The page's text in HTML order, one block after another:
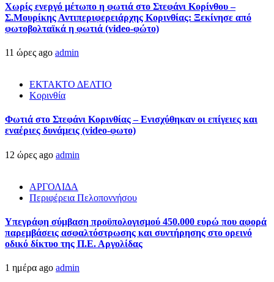
Χωρίς ενεργό μέτωπο η φωτιά στο Στεφάνι Κορίνθου –
Σ.Μουρίκης Αντιπεριφερειάρχης Κορινθίας: Ξεκίνησε από
φωτοβολταϊκά η φωτιά (video-φώτο)
11 ώρες ago admin
ΕΚΤΑΚΤΟ ΔΕΛΤΙΟ
Κορινθία
Φωτιά στο Στεφάνι Κορινθίας – Ενισχύθηκαν οι επίγειες και
εναέριες δυνάμεις (video-φωτο)
12 ώρες ago admin
ΑΡΓΟΛΙΔΑ
Περιφέρεια Πελοποννήσου
Υπεγράφη σύμβαση προϋπολογισμού 450.000 ευρώ που αφορά
παρεμβάσεις ασφαλτόστρωσης και συντήρησης στο ορεινό
οδικό δίκτυο της Π.Ε. Αργολίδας
1 ημέρα ago admin